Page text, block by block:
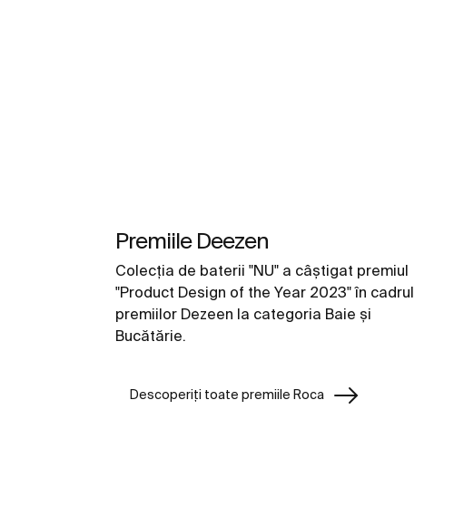
Premiile Deezen
Colecția de baterii "NU" a câștigat premiul
"Product Design of the Year 2023" în cadrul
premiilor Dezeen la categoria Baie și
Bucătărie.
Descoperiți toate premiile Roca